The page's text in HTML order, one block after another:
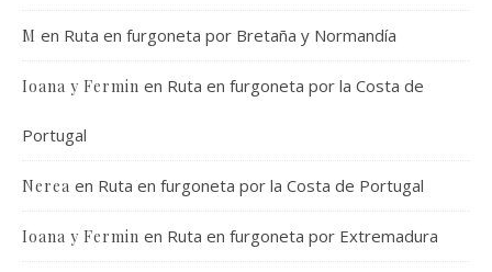
M en Ruta en furgoneta por Bretaña y Normandía
Ioana y Fermin en Ruta en furgoneta por la Costa de
Portugal
Nerea en Ruta en furgoneta por la Costa de Portugal
Ioana y Fermin en Ruta en furgoneta por Extremadura